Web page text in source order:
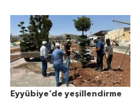
Eyyübiye’de yeşillendirme